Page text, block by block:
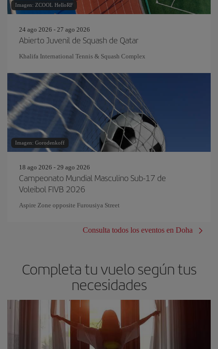
Imagen: ZCOOL HelloRF
24 ago 2026 - 27 ago 2026
Abierto Juvenil de Squash de Qatar
Khalifa International Tennis & Squash Complex
Imagen: Gorodenkoff
18 ago 2026 - 29 ago 2026
Campeonato Mundial Masculino Sub-17 de
Voleibol FIVB 2026
Aspire Zone opposite Furousiya Street
Consulta todos los eventos en Doha
Completa tu vuelo según tus
necesidades